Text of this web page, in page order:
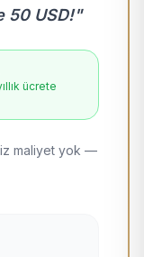
50 USD!"
ücrete
maliyet yok —